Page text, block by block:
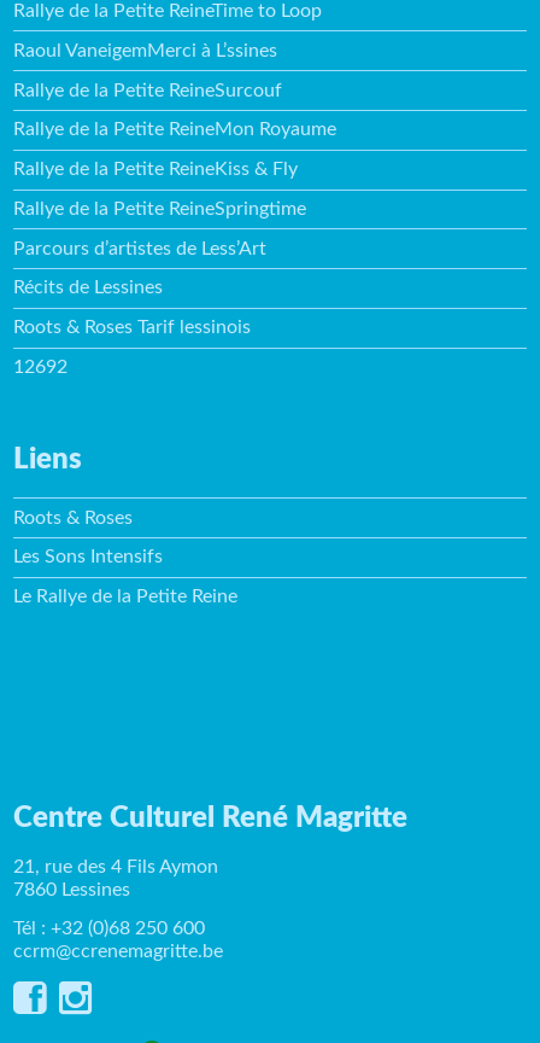
Rallye de la Petite ReineTime to Loop
Raoul VaneigemMerci à L’ssines
Rallye de la Petite ReineSurcouf
Rallye de la Petite ReineMon Royaume
Rallye de la Petite ReineKiss & Fly
Rallye de la Petite ReineSpringtime
Parcours d’artistes de Less’Art
Récits de Lessines
Roots & Roses Tarif lessinois
12692
Liens
Roots & Roses
Les Sons Intensifs
Le Rallye de la Petite Reine
Centre Culturel René Magritte
21, rue des 4 Fils Aymon
7860 Lessines
Tél : +32 (0)68 250 600
ccrm@ccrenemagritte.be